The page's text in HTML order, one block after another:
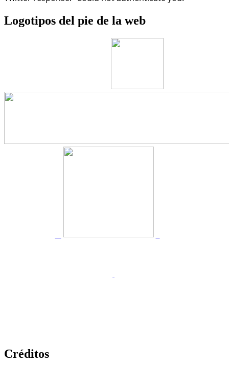
Logotipos del pie de la web
Créditos